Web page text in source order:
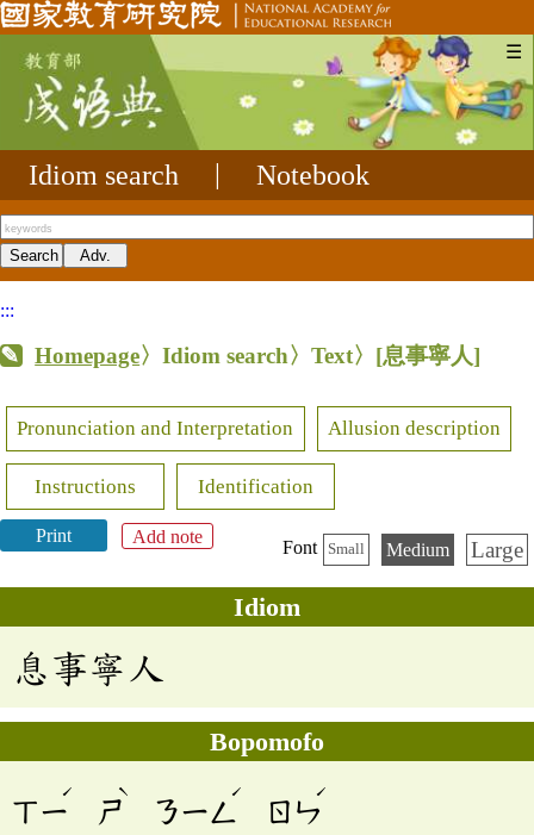
☰
Idiom search Notebook
:::
Homepage〉Idiom search〉Text〉 [息事寧人]
Pronunciation and Interpretation Allusion description
Instructions Identification
Print Add note
Font Small Medium Large
Idiom
息事寧人
Bopomofo
ㄒㄧ
ˊ
ㄕ
ˋ
ㄋㄧㄥ
ˊ
ㄖㄣ
ˊ